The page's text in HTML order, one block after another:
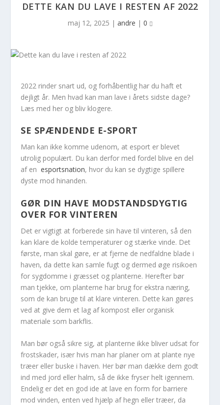
DETTE KAN DU LAVE I RESTEN AF 2022
maj 12, 2025 | andre | 0
2022 rinder snart ud, og forhåbentlig har du haft et
dejligt år. Men hvad kan man lave i årets sidste dage?
Læs med her og bliv klogere.
SE SPÆNDENDE E-SPORT
Man kan ikke komme udenom, at esport er blevet
utrolig populært. Du kan derfor med fordel blive en del
af enesportsnation, hvor du kan se dygtige spillere
dyste mod hinanden.
GØR DIN HAVE MODSTANDSDYGTIG
OVER FOR VINTEREN
Det er vigtigt at forberede sin have til vinteren, så den
kan klare de kolde temperaturer og stærke vinde. Det
første, man skal gøre, er at fjerne de nedfaldne blade i
haven, da dette kan samle fugt og dermed øge risikoen
for sygdomme i græsset og planterne. Herefter bør
man tjekke, om planterne har brug for ekstra næring,
som de kan bruge til at klare vinteren. Dette kan gøres
ved at give dem et lag af kompost eller organisk
materiale som barkflis.
Man bør også sikre sig, at planterne ikke bliver udsat for
frostskader, især hvis man har planer om at plante nye
træer eller buske i haven. Her bør man dække dem godt
ind med jord eller halm, så de ikke fryser helt igennem.
Endelig er det en god ide at lave en form for barriere
mod vinden, enten ved hjælp af hegn eller træer, da